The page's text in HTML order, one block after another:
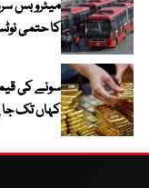
کا حتمی
سونے کی
کہاں تک جا